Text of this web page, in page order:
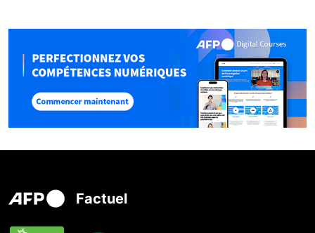
Factuel